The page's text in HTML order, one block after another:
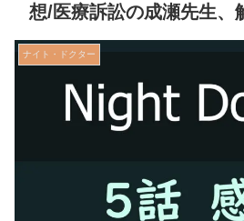
想/医療訴訟の成瀬先生、
ナイト・ドクター